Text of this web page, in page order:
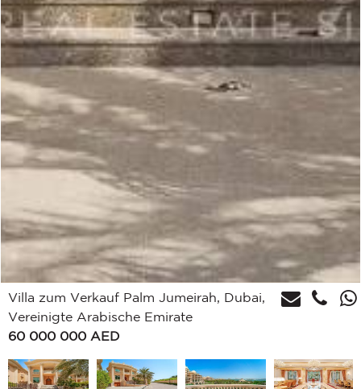
Villa zum Verkauf Palm Jumeirah, Dubai,
Vereinigte Arabische Emirate
60 000 000 AED